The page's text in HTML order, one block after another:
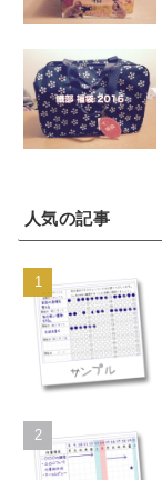
人気の記事